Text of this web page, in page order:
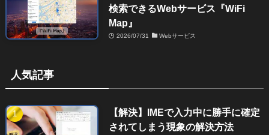
検索できるWebサービス『WiFi
Map』
2026/07/31 Webサービス
人気記事
【解決】IMEで入力中に勝手に確定
されてしまう現象の解決方法